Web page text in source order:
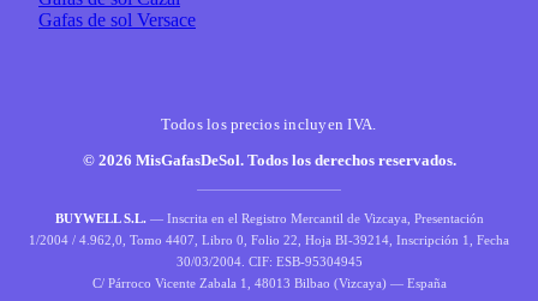
Gafas de sol Versace
Todos los precios incluyen IVA.
© 2026 MisGafasDeSol. Todos los derechos reservados.
BUYWELL S.L. — Inscrita en el Registro Mercantil de Vizcaya, Presentación
1/2004 / 4.962,0, Tomo 4407, Libro 0, Folio 22, Hoja BI-39214, Inscripción 1, Fecha
30/03/2004. CIF: ESB-95304945
C/ Párroco Vicente Zabala 1, 48013 Bilbao (Vizcaya) — España